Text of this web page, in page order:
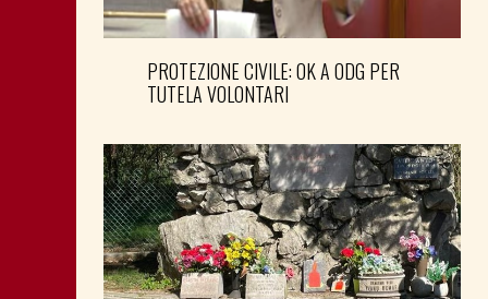
PROTEZIONE CIVILE: OK A ODG PER
TUTELA VOLONTARI